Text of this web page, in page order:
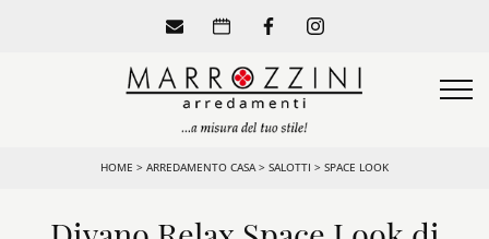
HOME > ARREDAMENTO CASA> SALOTTI > SPACE LOOK